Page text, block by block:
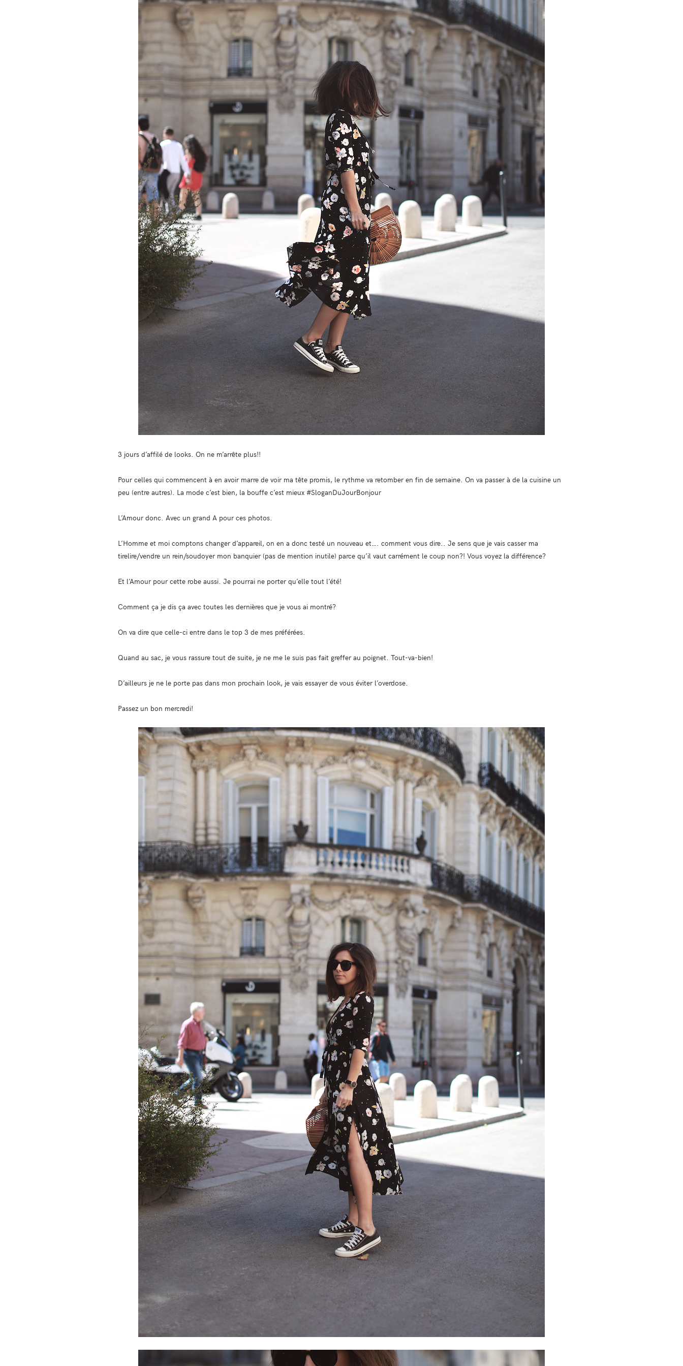
3 jours d’affilé de looks. On ne m’arrête plus!!
Pour celles qui commencent à en avoir marre de voir ma tête promis, le rythme va retomber en fin de semaine. On va passer à de la cuisine un
peu (entre autres). La mode c’est bien, la bouffe c’est mieux #SloganDuJourBonjour
L’Amour donc. Avec un grand A pour ces photos.
L’Homme et moi comptons changer d’appareil, on en a donc testé un nouveau et…. comment vous dire.. Je sens que je vais casser ma
tirelire/vendre un rein/soudoyer mon banquier (pas de mention inutile) parce qu’il vaut carrément le coup non?! Vous voyez la différence?
Et l’Amour pour cette robe aussi. Je pourrai ne porter qu’elle tout l’été!
Comment ça je dis ça avec toutes les dernières que je vous ai montré?
On va dire que celle-ci entre dans le top 3 de mes préférées.
Quand au sac, je vous rassure tout de suite, je ne me le suis pas fait greffer au poignet. Tout-va-bien!
D’ailleurs je ne le porte pas dans mon prochain look, je vais essayer de vous éviter l’overdose.
Passez un bon mercredi!